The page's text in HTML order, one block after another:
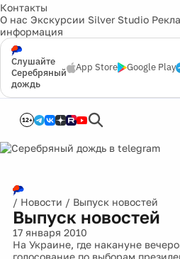
Контакты
О нас Экскурсии Silver Studio
информация
Слушайте
Серебряный
дождь
App Store Google Play
12+
/ Новости / Выпуск новостей
Выпуск новостей
17 января 2010
На Украине, где накануне